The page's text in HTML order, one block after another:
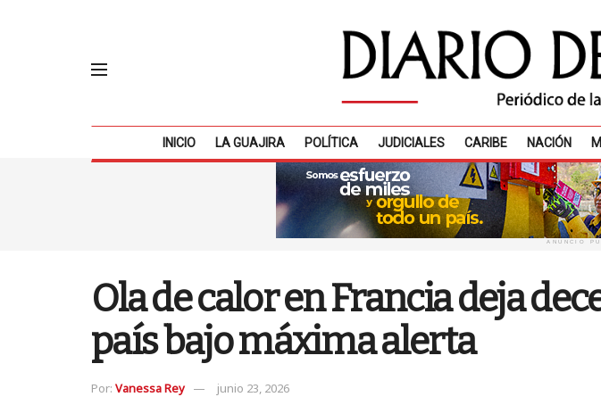
INICIO LA GUAJIRA POLÍTICA JUDICIALES CARIBE NACIÓN
ANUNCIO
Ola de calor en Francia deja
país bajo máxima alerta
Por: Vanessa Rey junio 23, 2026